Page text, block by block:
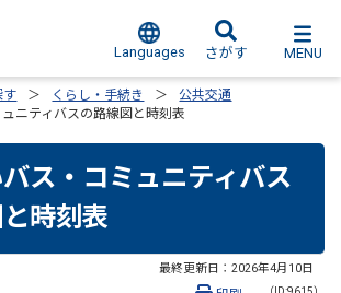
Languages さがす MENU
す くらし・手続き
公共交通
ニティバスの路線図と時刻表
ス・コミュニティバス
時刻表
最終更新日： 2026年4月10日